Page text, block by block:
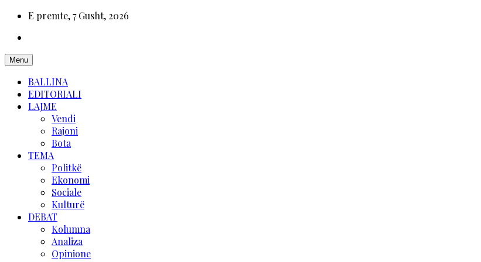
E premte, 7 Gusht, 2026
Menu
BALLINA
EDITORIALI
LAJME
Vendi
Rajoni
Bota
TEMA
Politkë
Ekonomi
Sociale
Kulturë
DEBAT
Kolumna
Analiza
Opinione